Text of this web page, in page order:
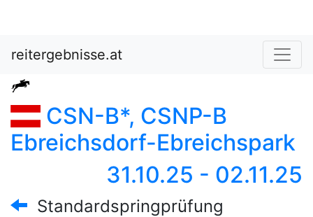
reitergebnisse.at
CSN-B*, CSNP-B
Ebreichsdorf-Ebreichspark
31.10.25 - 02.11.25
Standardspringprüfung